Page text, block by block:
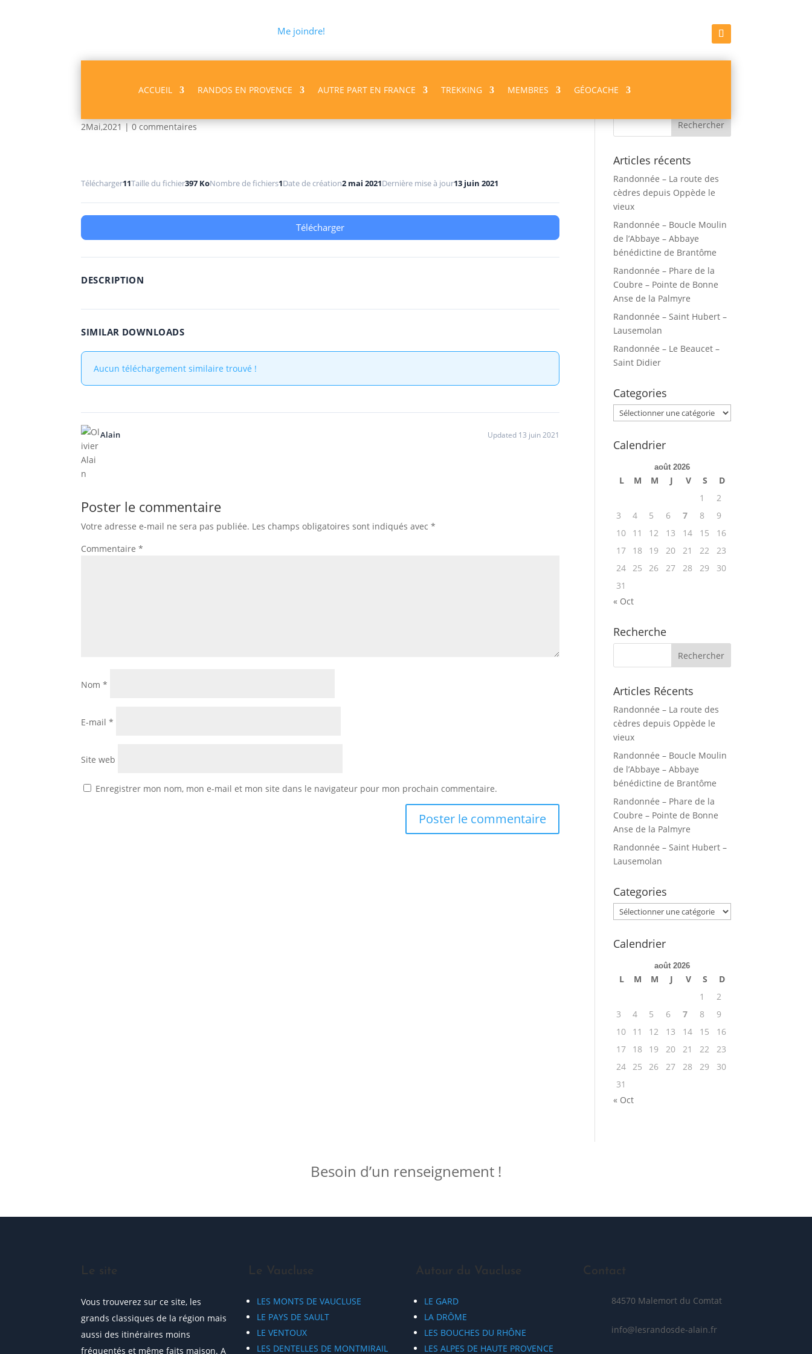
Me joindre!
ACCUEIL RANDOS EN PROVENCE AUTRE PART EN FRANCE TREKKING MEMBRES GÉOCACHE
2Mai,2021|0 commentaires
Télécharger11Taille du fichier397 KoNombre de fichiers1Date de création2 mai 2021Dernière mise à jour13 juin 2021
Télécharger
DESCRIPTION
SIMILAR DOWNLOADS
Aucun téléchargement similaire trouvé !
Alain Updated 13 juin 2021
Poster le commentaire
Votre adresse e-mail ne sera pas publiée. Les champs obligatoires sont indiqués avec*
Commentaire*
Nom*
E-mail*
Site web
Enregistrer mon nom, mon e-mail et mon site dans le navigateur pour mon prochain commentaire.
Articles récents
Randonnée – La route des
cèdres depuis Oppède le
vieux
Randonnée – Boucle Moulin
de l’Abbaye – Abbaye
bénédictine de Brantôme
Randonnée – Phare de la
Coubre – Pointe de Bonne
Anse de la Palmyre
Randonnée – Saint Hubert –
Lausemolan
Randonnée – Le Beaucet –
Saint Didier
Categories
Categories
Calendrier
août 2026
L M M J V S
D
1
2
3
4 5 6 7 8
9
10
11 12 13 14 15
16
17
18 19 20 21 22
23
24 25 26 27 28 29
30
31
« Oct
Recherche
Articles Récents
Randonnée – La route des
cèdres depuis Oppède le
vieux
Randonnée – Boucle Moulin
de l’Abbaye – Abbaye
bénédictine de Brantôme
Randonnée – Phare de la
Coubre – Pointe de Bonne
Anse de la Palmyre
Randonnée – Saint Hubert –
Lausemolan
Categories
Categories
Calendrier
août 2026
L M M J V S
D
1
2
3
4 5 6 7 8
9
10
11 12 13 14 15
16
17
18 19 20 21 22
23
24 25 26 27 28 29
30
31
« Oct
Besoin d’un renseignement !
Le site
Vous trouverez sur ce site, les
grands classiques de la région mais
aussi des itinéraires moins
fréquentés et même faits maison. A
Le Vaucluse
LES MONTS DE VAUCLUSE
LE PAYS DE SAULT
LE VENTOUX
LES DENTELLES DE MONTMIRAIL
Autour du Vaucluse
LE GARD
LA DRÔME
LES BOUCHES DU RHÔNE
LES ALPES DE HAUTE PROVENCE
Contact
84570 Malemort du Comtat
info@lesrandosde-alain.fr